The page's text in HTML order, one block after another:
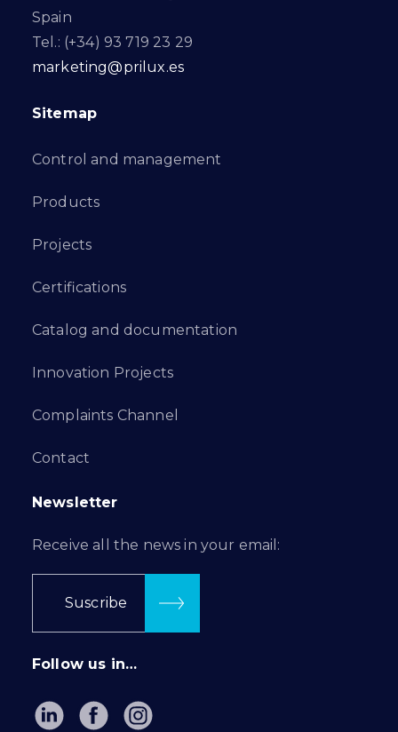
Spain
Tel.: (+34) 93 719 23 29
marketing@prilux.es
Sitemap
Control and management
Products
Projects
Certifications
Catalog and documentation
Innovation Projects
Complaints Channel
Contact
Newsletter
Receive all the news in your email:
Suscribe
Follow us in…